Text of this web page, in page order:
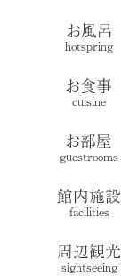
お風呂
hotspring
お食事
cuisine
お部屋
guestrooms
館内施設
facilities
周辺観光
sightseeing